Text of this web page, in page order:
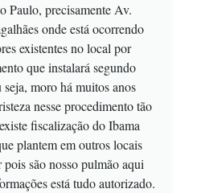
Paulo, precisamente Av.
onde está ocorrendo
existentes no local por
que instalará segundo
moro há muitos anos
nesse procedimento tão
fiscalização do Ibama
plantem em outros locais
são nosso pulmão aqui
está tudo autorizado.